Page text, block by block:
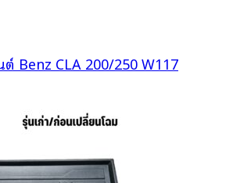
Benz CLA 200/250 W117